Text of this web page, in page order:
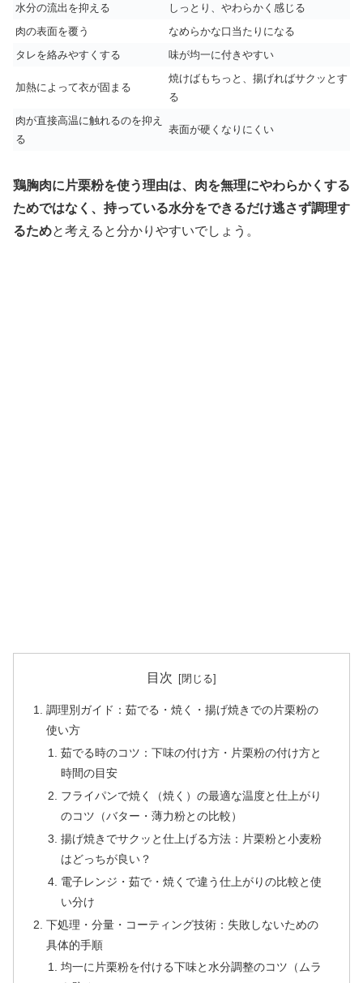
水分の流出を抑える
しっとり、やわらかく感じる
肉の表面を覆う
なめらかな口当たりになる
タレを絡みやすくする
味が均一に付きやすい
加熱によって衣が固まる
焼けばもちっと、揚げればサクッとす
る
肉が直接高温に触れるのを抑え
る
表面が硬くなりにくい
鶏胸肉に片栗粉を使う理由は、肉を無理にやわらかくする
ためではなく、持っている水分をできるだけ逃さず調理す
るためと考えると分かりやすいでしょう。
目次
調理別ガイド：茹でる・焼く・揚げ焼きでの片栗粉の
使い方
茹でる時のコツ：下味の付け方・片栗粉の付け方と
時間の目安
フライパンで焼く（焼く）の最適な温度と仕上がり
のコツ（バター・薄力粉との比較）
揚げ焼きでサクッと仕上げる方法：片栗粉と小麦粉
はどっちが良い？
電子レンジ・茹で・焼くで違う仕上がりの比較と使
い分け
下処理・分量・コーティング技術：失敗しないための
具体的手順
均一に片栗粉を付ける下味と水分調整のコツ（ムラ